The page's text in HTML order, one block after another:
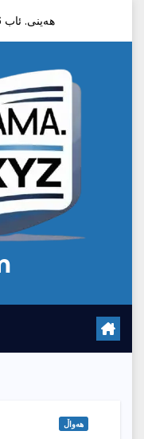
هەینی. ئاب 7th, 2026
هەواڵ